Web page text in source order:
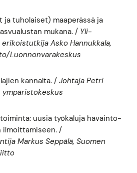
ja tuholaiset) maaperässä ja
mukana. / Yli-
Asko Hannukkala,
Luonnonvarakeskus
kannalta. / Johtaja Petri
ympäristökeskus
uusia työkaluja havainto-
/
Markus Seppälä, Suomen